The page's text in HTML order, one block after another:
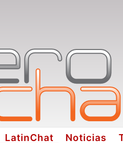
LatinChat Noticias